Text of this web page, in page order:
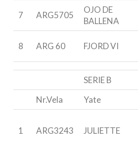
7 ARG5705
OJO DE
BALLENA
8 ARG 60 FJORD VI
SERIE B
Nr.Vela
Yate
1 ARG3243 JULIETTE